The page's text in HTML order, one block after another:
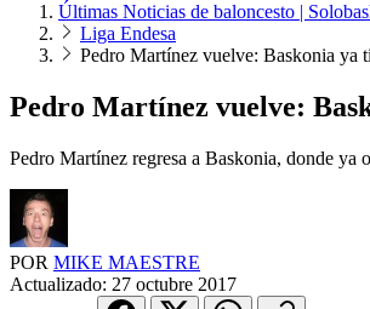
Últimas Noticias de baloncesto |
Liga Endesa
Pedro Martínez vuelve: Baskonia ya
Pedro Martínez vuelve:
Pedro Martínez regresa a Baskonia, donde
POR MIKE MAESTRE
Actualizado: 27 octubre 2017